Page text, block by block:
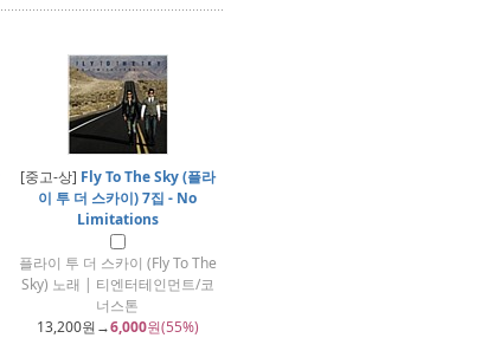
[중고-상] Fly To The Sky (플라
이 투 더 스카이) 7집 - No
Limitations
플라이 투 더 스카이 (Fly To The
Sky) 노래 | 티엔터테인먼트/코
너스톤
13,200원→6,000원(55%)